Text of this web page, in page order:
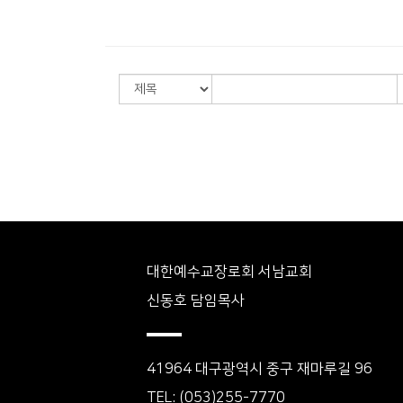
대한예수교장로회 서남교회
신동호 담임목사
41964 대구광역시 중구 재마루길 96
TEL: (053)255-7770